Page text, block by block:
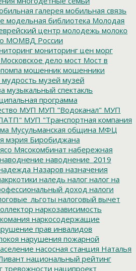
галерея мобильная связь
модельная библиотека Молодая
центр молодежь молоко
МОМВД России
мониторинг цен морг
Московское дело мост Мост в
мошенник мошенники
мудрость музей музей
музыкальный спектакль
программа
МУП МУП "Водоканал" МУП
МУП "Транспортная компания
Мусульманская община МФЦ
мэрия Биробиджана
Мясокомбинат набережная
наводнение наводнение_2019
Назаров назначения
наледь налог налог на
доход налоги
налоговый вычет
наркозависимость
наркосодержащие
прав инвалидов
нарушения пожарной
насосная станция Наталья
национальный рейтинг
тревожности наципроект